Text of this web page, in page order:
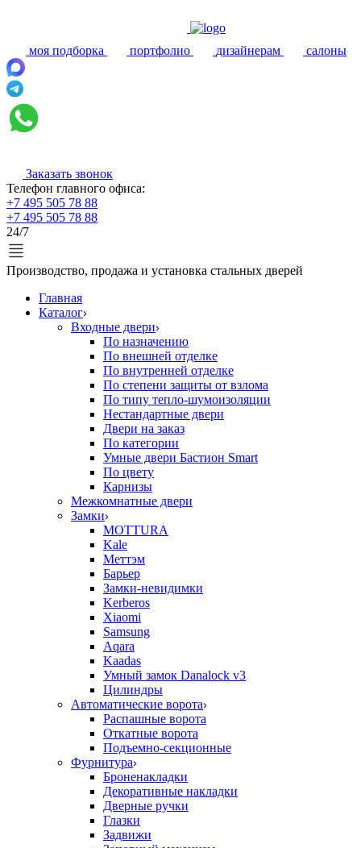
моя подборка портфолио дизайнерам салоны
Заказать звонок
Телефон главного офиса:
+7 495 505 78 88
+7 495 505 78 88
24/7
Производство, продажа и установка стальных дверей
Главная
Каталог
Входные двери
По назначению
По внешней отделке
По внутренней отделке
По степени защиты от взлома
По типу тепло-шумоизоляции
Нестандартные двери
Двери на заказ
По категории
Умные двери Бастион Smart
По цвету
Карнизы
Межкомнатные двери
Замки
MOTTURA
Kale
Меттэм
Барьер
Замки-невидимки
Kerberos
Xiaomi
Samsung
Aqara
Kaadas
Умный замок Danalock v3
Цилиндры
Автоматические ворота
Распашные ворота
Откатные ворота
Подъемно-секционные
Фурнитура
Броненакладки
Декоративные накладки
Дверные ручки
Глазки
Задвижи